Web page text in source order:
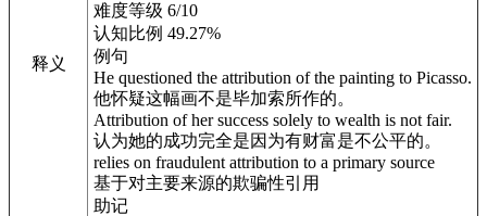
释义
难度等级 6/10
认知比例 49.27%
例句
He questioned the attribution of the painting to Picasso.
他怀疑这幅画不是毕加索所作的。
Attribution of her success solely to wealth is not fair.
认为她的成功完全是因为有财富是不公平的。
relies on fraudulent attribution to a primary source
基于对主要来源的欺骗性引用
助记